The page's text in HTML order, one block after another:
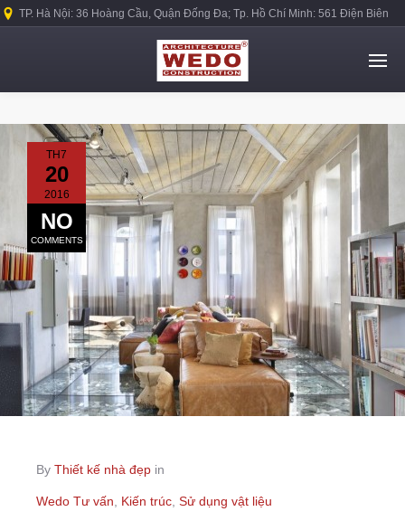
TP. Hà Nội: 36 Hoàng Cầu, Quận Đống Đa; Tp. Hồ Chí Minh: 561 Điện Biên
TH7
20
2016
NO
COMMENTS
By Thiết kế nhà đẹp in
Wedo Tư vấn Kiến trúc Sử dụng vật liệu